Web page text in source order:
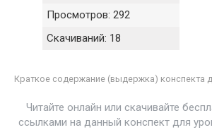
Просмотров: 292
Скачиваний: 18
Краткое содержание (выдержка) конспекта
Читайте онлайн или скачивайте
ссылками на данный конспект для